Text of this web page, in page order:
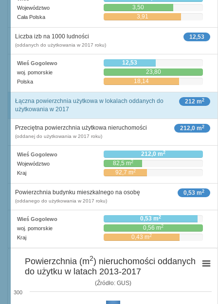
Województwo 3,50
Cała Polska 3,91
12,53
Liczba izb na 1000 ludności
(oddanych do użytkowania w 2017 roku)
Wieś Gogolewo 12,53
woj. pomorskie 23,80
Polska 18,14
212 m2
Łączna powierzchnia użytkowa w lokalach oddanych do
użytkowania w 2017
212,0 m2
Przeciętna powierzchnia użytkowa nieruchomości
(oddanej do użytkowania w 2017 roku)
Wieś Gogolewo 212,0 m2
Województwo 82,5 m2
Kraj 92,7 m2
0,53 m2
Powierzchnia budynku mieszkalnego na osobę
(oddanego do użytkowania w 2017 roku)
Wieś Gogolewo 0,53 m2
woj. pomorskie 0,56 m2
Kraj 0,43 m2
(Źródło: GUS)
300
Powierzchnia (m2) nieruchomości oddanych
do użytku w latach 2013-2017